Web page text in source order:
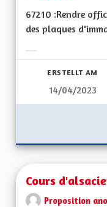
67210 :Rendre
des plaques
ERSTELLT AM
14/04/2023
Cours
Proposition